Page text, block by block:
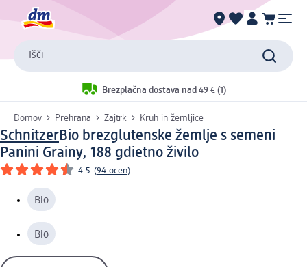
Išči
Brezplačna dostava nad 49 € (1)
Domov Prehrana Zajtrk Kruh in žemljice
SchnitzerBio brezglutenske žemlje s semeni
Panini Grainy, 188 gdietno živilo
4.5 (94 ocen)
Bio
Bio